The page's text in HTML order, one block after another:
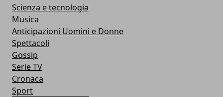
Scienza e tecnologia
Musica
Anticipazioni Uomini e Donne
Spettacoli
Gossip
Serie TV
Cronaca
Sport